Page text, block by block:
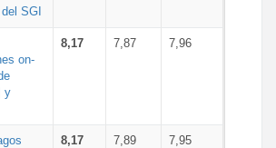
SGI
on-
y
8,17 7,87 7,96
8,17 7,89 7,95